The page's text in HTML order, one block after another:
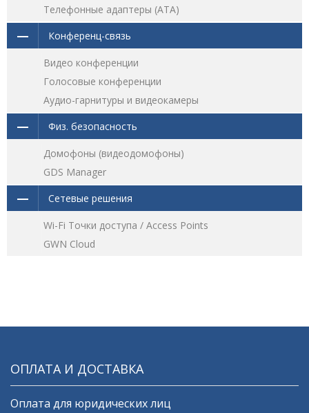
Телефонные адаптеры (ATA)
Конференц-связь
Видео конференции
Голосовые конференции
Аудио-гарнитуры и видеокамеры
Физ. безопасность
Домофоны (видеодомофоны)
GDS Manager
Сетевые решения
Wi-Fi Точки доступа / Access Points
GWN Cloud
ОПЛАТА И ДОСТАВКА
Оплата для юридических лиц